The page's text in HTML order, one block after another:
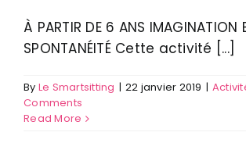
À PARTIR DE 6 ANS IMAGINATION
SPONTANÉITÉ Cette activité [...]
By Le Smartsitting | 22 janvier 2019 |
Comments
Read More